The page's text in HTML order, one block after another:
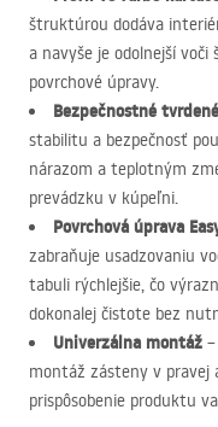
štruktúrou dodáva
a navyše je odolnejší
povrchové úpravy.
Bezpečnostné
stabilitu a bezpečnosť
nárazom a teplotným
prevádzku v kúpeľni.
Povrchová úprava
zabraňuje usadzovaniu
tabuli rýchlejšie, čo
dokonalej čistote bez
Univerzálna montáž
montáž zásteny v pravej
prispôsobenie produktu